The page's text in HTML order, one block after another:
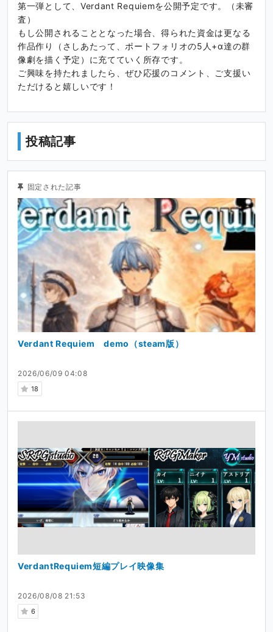
第一弾として、Verdant Requiemを公開予定です。（未審
査）
もし公開されることとなった場合、得られた資金は更なる
作品作り（さしあたって、ポートフォリオの5人+α達の群
像劇を描く予定）に充てていく所存です。
ご興味を持たれましたら、ぜひ応援のコメント、ご支援い
ただけると嬉しいです！
投稿記事
固定された記事
2026/06/09 04:08
18
Verdant Requiem demo（steam版）
2026/08/08 21:53
6
VerdantRequiem短編プレイ映像集